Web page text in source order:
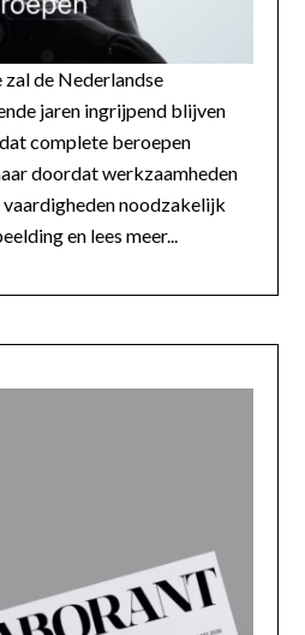
de Nederlandse
jaren ingrijpend blijven
complete beroepen
doordat werkzaamheden
vaardigheden noodzakelijk
en lees meer...